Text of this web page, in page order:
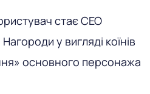
стає CEO
Нагороди у вигляді коїнів
основного персонажа